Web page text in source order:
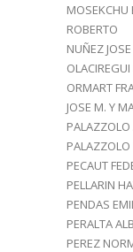
MOSEKCHU
ROBERTO
NUÑEZ
ORMART
JOSE M. Y
PALAZZOLO
PALAZZOLO
PECAUT
PELLARIN
PENDAS
PERALTA
PEREZ